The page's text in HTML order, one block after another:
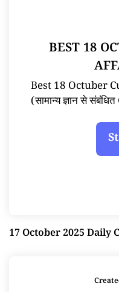
BEST 18
Best 18 Octuber
(सामान्य ज्ञान से
17 October 2025 Daily